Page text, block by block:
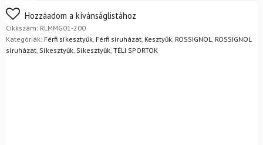
FoxPost
Nem biztos a választásában? Semmi gond – a terméket
egyszerűen visszaküldheti 14 napon belül, indoklás nélkül.
Mik a visszaküldés feltételei?
Hozzáadom a kívánságlistához
Cikkszám: RLMMG01-200
Kategóriák: Férfi síkesztyűk Férfi síruházat Kesztyűk ROSSIGNOL
ROSSIGNOL
síruházat Síkesztyűk Síkesztyűk TÉLI SPORTOK